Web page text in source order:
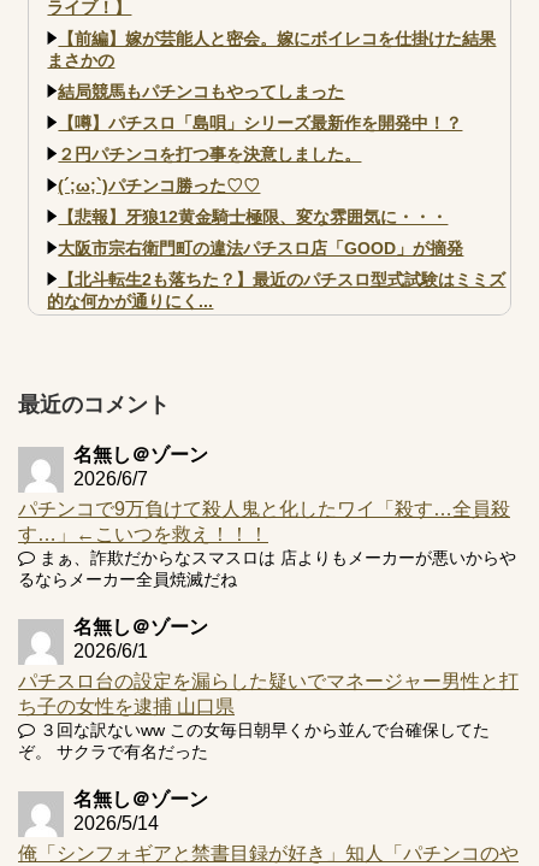
ライブ！】
【前編】嫁が芸能人と密会。嫁にボイレコを仕掛けた結果
まさかの
結局競馬もパチンコもやってしまった
【噂】パチスロ「島唄」シリーズ最新作を開発中！？
２円パチンコを打つ事を決意しました。
(´;ω;`)パチンコ勝った♡♡
【悲報】牙狼12黄金騎士極限、変な雰囲気に・・・
大阪市宗右衛門町の違法パチスロ店「GOOD」が摘発
【北斗転生2も落ちた？】最近のパチスロ型式試験はミミズ
的な何かが通りにく...
井の軽い絆？
Powered by livedoor 相互RSS
最近のコメント
名無し＠ゾーン
2026/6/7
パチンコで9万負けて殺人鬼と化したワイ「殺す…全員殺
す…」←こいつを救え！！！
まぁ、詐欺だからなスマスロは 店よりもメーカーが悪いからや
るならメーカー全員焼滅だね
名無し＠ゾーン
2026/6/1
パチスロ台の設定を漏らした疑いでマネージャー男性と打
ち子の女性を逮捕 山口県
３回な訳ないww この女毎日朝早くから並んで台確保してた
ぞ。 サクラで有名だった
名無し＠ゾーン
2026/5/14
俺「シンフォギアと禁書目録が好き」知人「パチンコのや